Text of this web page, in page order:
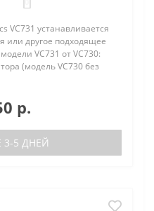
VC731 устанавливается
или другое подходящее
VC731 от VC730:
(модель VC730 без
р.
5 ДНЕЙ